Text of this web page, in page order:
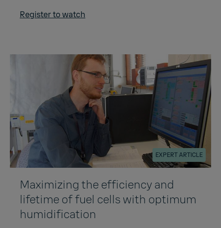
Register to watch
EXPERT ARTICLE
Maximizing the efficiency and
lifetime of fuel cells with optimum
humidification